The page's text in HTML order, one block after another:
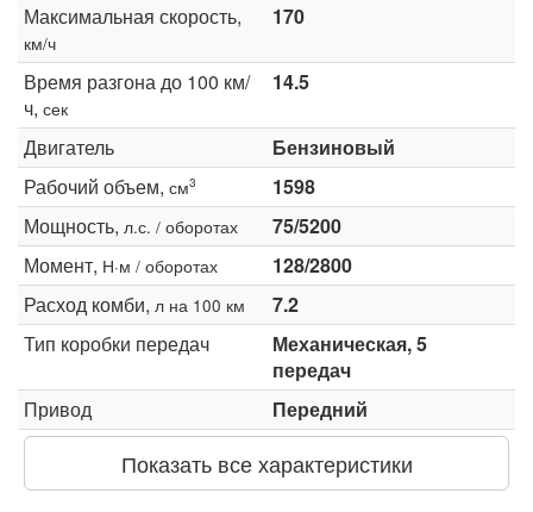
Максимальная скорость,
км/ч
170
Время разгона до 100 км/
ч, сек
14.5
Двигатель
Бензиновый
Рабочий объем, см3
1598
Мощность, л.с. / оборотах
75/5200
Момент, Н·м / оборотах
128/2800
Расход комби, л на 100 км
7.2
Тип коробки передач
Механическая, 5
передач
Привод
Передний
Показать все характеристики